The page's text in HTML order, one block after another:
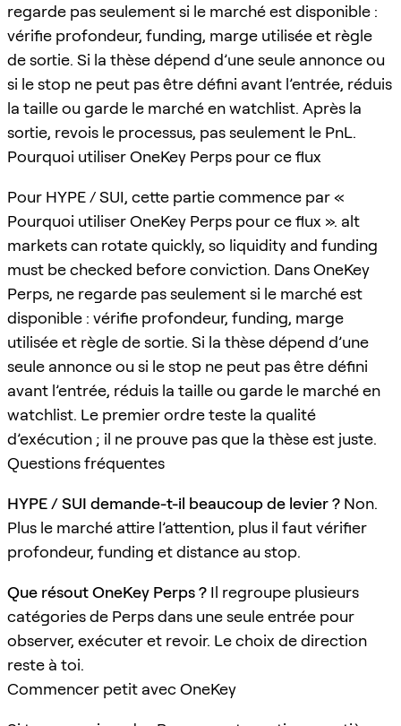
regarde pas seulement si le marché est disponible :
vérifie profondeur, funding, marge utilisée et règle
de sortie. Si la thèse dépend d’une seule annonce ou
si le stop ne peut pas être défini avant l’entrée, réduis
la taille ou garde le marché en watchlist. Après la
sortie, revois le processus, pas seulement le PnL.
Pourquoi utiliser OneKey Perps pour ce flux
Pour HYPE / SUI, cette partie commence par «
Pourquoi utiliser OneKey Perps pour ce flux ». alt
markets can rotate quickly, so liquidity and funding
must be checked before conviction. Dans OneKey
Perps, ne regarde pas seulement si le marché est
disponible : vérifie profondeur, funding, marge
utilisée et règle de sortie. Si la thèse dépend d’une
seule annonce ou si le stop ne peut pas être défini
avant l’entrée, réduis la taille ou garde le marché en
watchlist. Le premier ordre teste la qualité
d’exécution ; il ne prouve pas que la thèse est juste.
Questions fréquentes
HYPE / SUI demande-t-il beaucoup de levier ? Non.
Plus le marché attire l’attention, plus il faut vérifier
profondeur, funding et distance au stop.
Que résout OneKey Perps ? Il regroupe plusieurs
catégories de Perps dans une seule entrée pour
observer, exécuter et revoir. Le choix de direction
reste à toi.
Commencer petit avec OneKey